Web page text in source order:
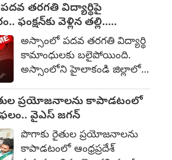
తరగతి విద్యార్థిపై
వెళ్లిన తల్లి..
అస్సాంలో పదవ తరగతి విద్యార్థి
కామాంధులకు బలైపోయింది.
అస్సాంలోని హైలాకండి జిల్లాలో
ఏళ్ల బాలికపై సామూహిక
అత్యాచారం, హత్యకు
సంబంధించి ఒక మైనర్‌తో సహా
ముగ్గురిని అరెస్టు చేసినట్లు
పోలీసులు తెలిపారు. ఆగస్టు 1
ప్రయోజనాలను కాపాడటంలో
వైఎస్ జగన్
పొగాకు రైతుల ప్రయోజనాలను
కాపాడటంలో ఆంధ్రప్రదేశ్